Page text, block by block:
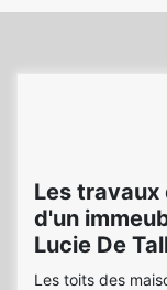
Les
d'un
Lucie De
Les toits des